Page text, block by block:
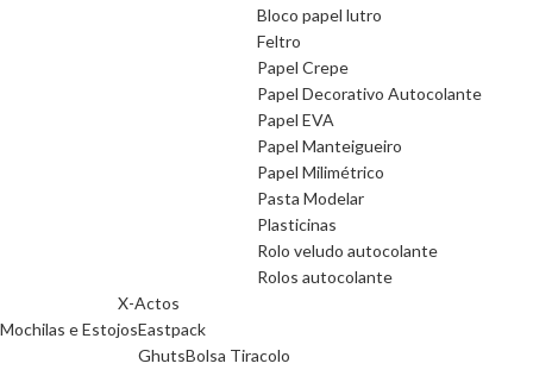
Bloco papel lutro
Feltro
Papel Crepe
Papel Decorativo Autocolante
Papel EVA
Papel Manteigueiro
Papel Milimétrico
Pasta Modelar
Plasticinas
Rolo veludo autocolante
Rolos autocolante
X-Actos
Mochilas e EstojosEastpack
GhutsBolsa Tiracolo